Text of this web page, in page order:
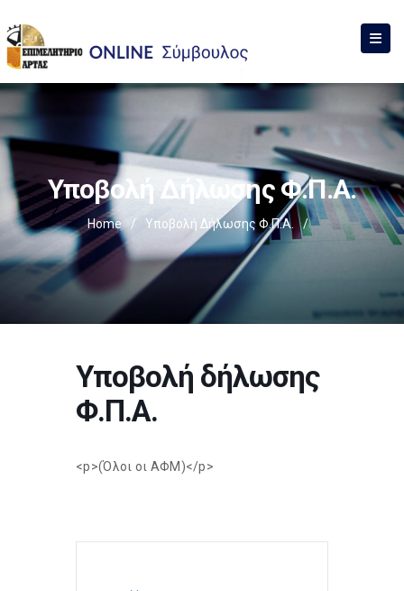
Υποβολή Δήλωσης Φ.Π.Α.
Home / Υποβολή Δήλωσης Φ.Π.Α. /
Υποβολή δήλωσης
Φ.Π.Α.
<p>(Όλοι οι ΑΦΜ)</p>